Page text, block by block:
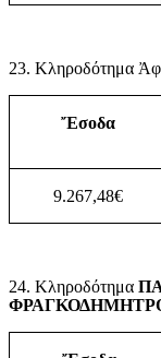
23. Κληροδότημα
Ἔσοδα
9.267,48€
24. Κληροδότημα